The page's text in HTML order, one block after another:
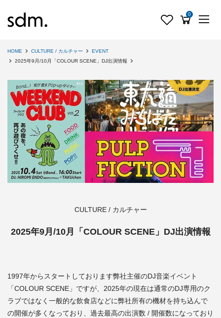
0
HOME CULTURE / カルチャー
EVENT
2025年9月/10月「COLOUR SCENE」DJ出演情報
CULTURE / カルチャー
2025年9月/10月「COLOUR SCENE」DJ出演情報
1997年からスタートしております弊社主催のDJ音楽イベント
「COLOUR SCENE」ですが、2025年の現在は通常のDJ専用のク
ラブではなく一般的な飲食店などに弊社所有の機材を持ち込んで
の開催が多くなっており、過去最高の出演数 / 開催数になっており